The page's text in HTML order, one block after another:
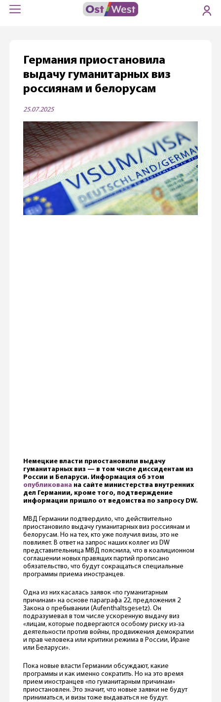
Германия приостановила
выдачу гуманитарных виз
россиянам и белорусам
25.07.2025
Немецкие власти приостановили выдачу
гуманитарных виз — в том числе диссидентам из
России и Беларуси. Информация об этом
опубликованана сайте министерства внутренних
дел Германии, кроме того, подтверждение
информации пришло от ведомства по запросу DW.
МВД Германии подтвердило, что действительно
приостановило выдачу гуманитарных виз россиянам и
белорусам. Но на тех, кто уже получил визы, это не
повлияет. В ответ на запрос наших коллег из DW
представительница МВД пояснила, что в коалиционном
соглашении новых правящих партий прописано
обязательство, что будут сокращаться специальные
программы приема иностранцев.
Одна из них касалась заявок «по гуманитарным
причинам» на основе параграфа 22, предложения 2
Закона о пребывании (Aufenthaltsgesetz). Он
подразумевал в том числе ускоренную выдачу виз
«лицам, которые подвергаются особому риску из-за
деятельности против войны, продвижения демократии
и прав человека или критики режима в России, Иране
или Беларуси».
Пока новые власти Германии обсуждают, какие
программы и как именно сократить. Но на это время
прием иностранцев «по гуманитарным причинам»
приостановлен. Это значит, что новые заявки не будут
приниматься, и визы тоже выдаваться не будут.